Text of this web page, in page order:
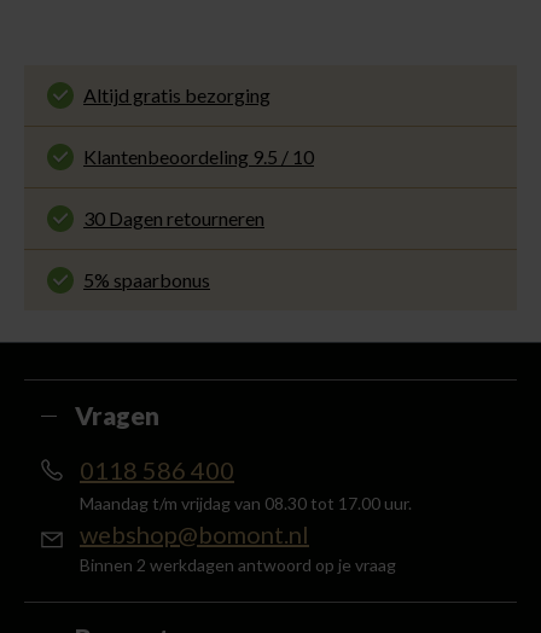
Altijd gratis bezorging
En binnen 1 tot 3 werkdagen door DHL
thuisbezorgd. Bekijk alle informatie over
Klantenbeoordeling 9.5 / 10
Onze klanten beoordelen ons met een 9.5 uit 10
op Kiyoh. Bekijk alle reviews of deel jouw eigen
ervaring met ons.
30 Dagen retourneren
Gemakkelijk en voordelig via de DHL Parcelshop
voor slechts € 4,95 of gratis in onze winkels.
5% spaarbonus
Vragen
0118 586 400
Maandag t/m vrijdag van 08.30 tot 17.00 uur.
webshop@bomont.nl
Binnen 2 werkdagen antwoord op je vraag